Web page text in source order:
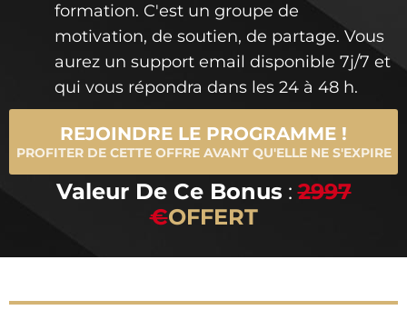
formation. C'est un groupe de
motivation, de soutien, de partage. Vous
aurez un support email disponible 7j/7 et
qui vous répondra dans les 24 à 48 h.
REJOINDRE LE PROGRAMME !
PROFITER DE CETTE OFFRE AVANT QU'ELLE NE S'EXPIRE
Valeur De Ce Bonus :2997
€OFFERT